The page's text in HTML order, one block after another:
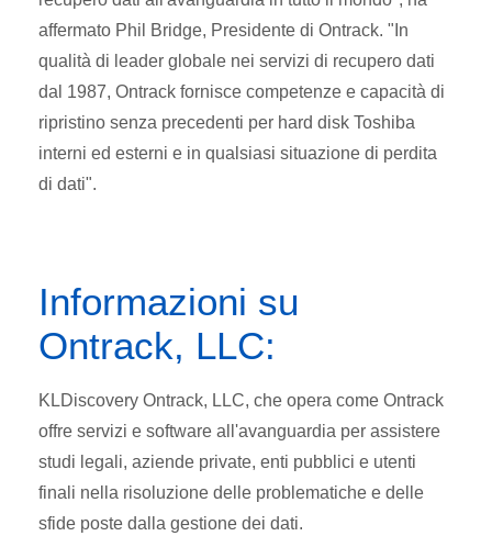
affermato Phil Bridge, Presidente di Ontrack. "In
qualità di leader globale nei servizi di recupero dati
dal 1987, Ontrack fornisce competenze e capacità di
ripristino senza precedenti per hard disk Toshiba
interni ed esterni e in qualsiasi situazione di perdita
di dati".
Informazioni su
Ontrack, LLC:
KLDiscovery Ontrack, LLC, che opera come Ontrack
offre servizi e software all'avanguardia per assistere
studi legali, aziende private, enti pubblici e utenti
finali nella risoluzione delle problematiche e delle
sfide poste dalla gestione dei dati.